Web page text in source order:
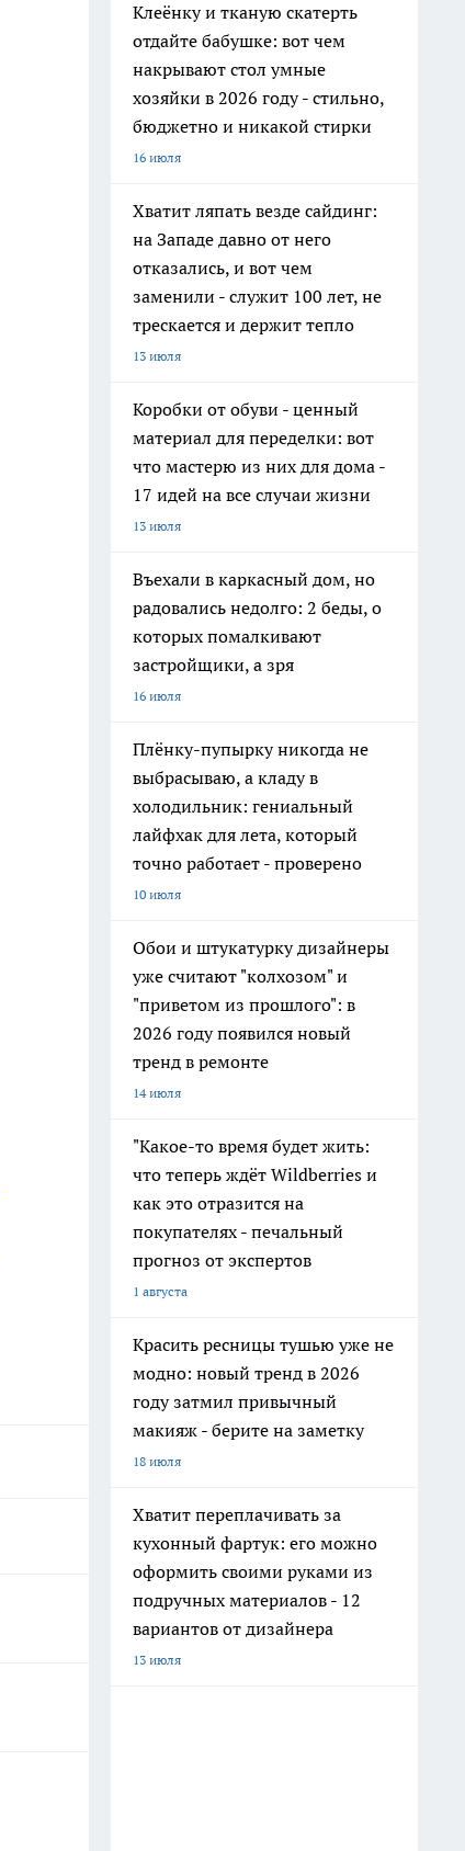
Клеёнку и тканую скатерть
отдайте бабушке: вот чем
накрывают стол умные
хозяйки в 2026 году - стильно,
бюджетно и никакой стирки
16 июля
Хватит ляпать везде сайдинг:
на Западе давно от него
отказались, и вот чем
заменили - служит 100 лет, не
трескается и держит тепло
13 июля
Коробки от обуви - ценный
материал для переделки: вот
что мастерю из них для дома -
17 идей на все случаи жизни
13 июля
Въехали в каркасный дом, но
радовались недолго: 2 беды, о
которых помалкивают
застройщики, а зря
16 июля
Плёнку-пупырку никогда не
выбрасываю, а кладу в
холодильник: гениальный
лайфхак для лета, который
точно работает - проверено
10 июля
Обои и штукатурку дизайнеры
уже считают "колхозом" и
"приветом из прошлого": в
2026 году появился новый
тренд в ремонте
14 июля
"Какое-то время будет жить:
что теперь ждёт Wildberries и
как это отразится на
покупателях - печальный
прогноз от экспертов
1 августа
Красить ресницы тушью уже не
модно: новый тренд в 2026
году затмил привычный
макияж - берите на заметку
18 июля
Хватит переплачивать за
кухонный фартук: его можно
оформить своими руками из
подручных материалов - 12
вариантов от дизайнера
13 июля